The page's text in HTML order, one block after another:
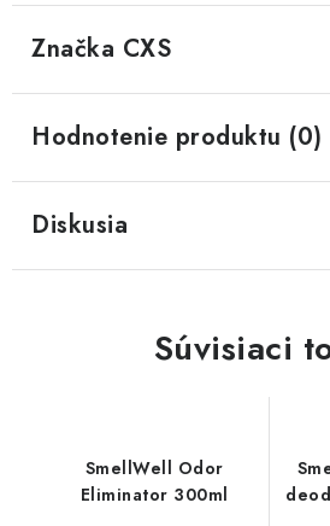
Značka CXS
Hodnotenie produktu (0)
Diskusia
Súvisiaci
SmellWell Odor
Eliminator 300ml